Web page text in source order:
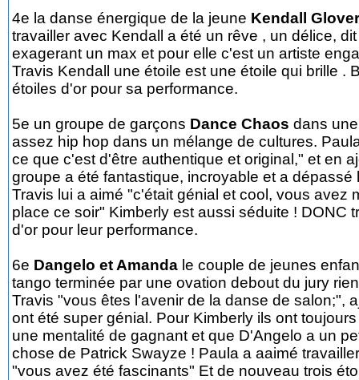
4e la danse énergique de la jeune Kendall
travailler avec Kendall a été un rêve , un délice,
exagerant un max et pour elle c'est un artiste
Travis Kendall une étoile est une étoile qui brille .
étoiles d'or pour sa performance.
5e un groupe de garçons Dance Chaos dans
assez hip hop dans un mélange de cultures.
ce que c'est d'être authentique et original," et en
groupe a été fantastique, incroyable et a dépassé
Travis lui a aimé "c'était génial et cool, vous avez
place ce soir" Kimberly est aussi séduite ! DONC
d'or pour leur performance.
6e Dangelo et Amanda le couple de jeunes
tango terminée par une ovation debout du jury
Travis "vous êtes l'avenir de la danse de salon;",
ont été super génial. Pour Kimberly ils ont
une mentalité de gagnant et que D'Angelo a un
chose de Patrick Swayze ! Paula a aaimé
"vous avez été fascinants" Et de nouveau trois